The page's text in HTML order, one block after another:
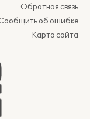
Обратная связь
об ошибке
Карта сайта